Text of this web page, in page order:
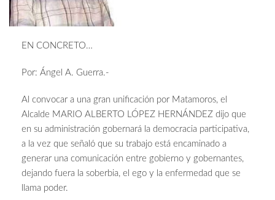
EN CONCRETO…
Por: Ángel A. Guerra.-
Al convocar a una gran unificación por Matamoros, el
Alcalde MARIO ALBERTO LÓPEZ HERNÁNDEZ dijo que
en su administración gobernará la democracia participativa,
a la vez que señaló que su trabajo está encaminado a
generar una comunicación entre gobierno y gobernantes,
dejando fuera la soberbia, el ego y la enfermedad que se
llama poder.